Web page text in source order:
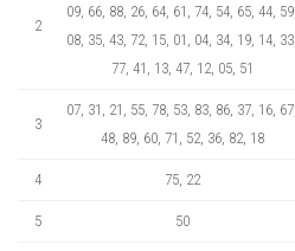
2
09, 66, 88, 26, 64, 61, 74, 54, 65, 44, 59,
08, 35, 43, 72, 15, 01, 04, 34, 19, 14, 33,
77, 41, 13, 47, 12, 05, 51
3
07, 31, 21, 55, 78, 53, 83, 86, 37, 16, 67,
48, 89, 60, 71, 52, 36, 82, 18
4 75, 22
5 50